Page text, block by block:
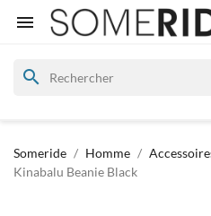

search
Someride Homme
Kinabalu Beanie Black